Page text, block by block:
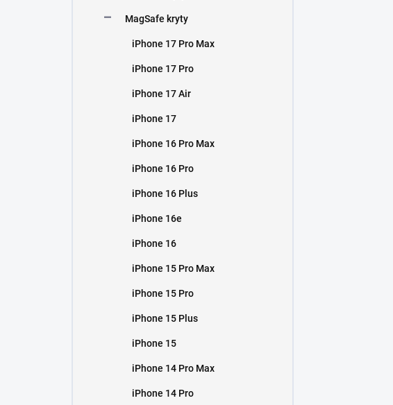
MagSafe kryty
iPhone 17 Pro Max
iPhone 17 Pro
iPhone 17 Air
iPhone 17
iPhone 16 Pro Max
iPhone 16 Pro
iPhone 16 Plus
iPhone 16e
iPhone 16
iPhone 15 Pro Max
iPhone 15 Pro
iPhone 15 Plus
iPhone 15
iPhone 14 Pro Max
iPhone 14 Pro